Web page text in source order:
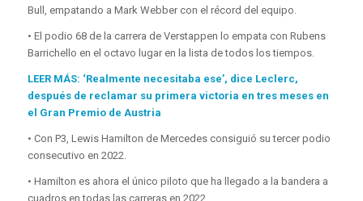
Bull, empatando a Mark Webber con el récord del equipo.
• El podio 68 de la carrera de Verstappen lo empata con Rubens
Barrichello en el octavo lugar en la lista de todos los tiempos.
LEER MÁS: ‘Realmente necesitaba ese’, dice Leclerc,
después de reclamar su primera victoria en tres meses en
el Gran Premio de Austria
• Con P3, Lewis Hamilton de Mercedes consiguió su tercer podio
consecutivo en 2022.
• Hamilton es ahora el único piloto que ha llegado a la bandera a
cuadros en todas las carreras en 2022.